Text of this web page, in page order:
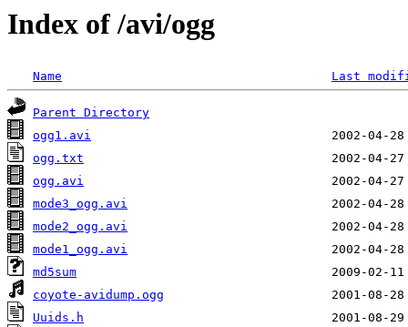
Index of /avi/ogg
Name Last
Parent Directory
ogg1.avi
ogg.txt
ogg.avi
mode3_ogg.avi
mode2_ogg.avi
mode1_ogg.avi
md5sum
coyote-avidump.ogg
Uuids.h